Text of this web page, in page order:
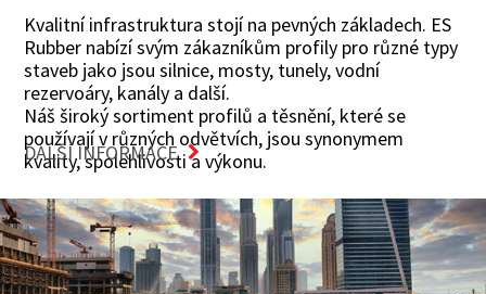
Kvalitní infrastruktura stojí na pevných základech. ES
Rubber nabízí svým zákazníkům profily pro různé typy
staveb jako jsou silnice, mosty, tunely, vodní
rezervoáry, kanály a další.
Náš široký sortiment profilů a těsnění, které se
používají v různých odvětvích, jsou synonymem
kvality, spolehlivosti a výkonu.
DALŠÍ INFORMACE